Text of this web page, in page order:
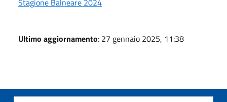
Ultimo aggiornamento: 27 gennaio 2025, 11:38